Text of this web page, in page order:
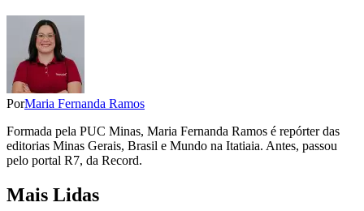
PorMaria Fernanda Ramos
Formada pela PUC Minas, Maria Fernanda Ramos é repórter das
editorias Minas Gerais, Brasil e Mundo na Itatiaia. Antes, passou
pelo portal R7, da Record.
Mais Lidas